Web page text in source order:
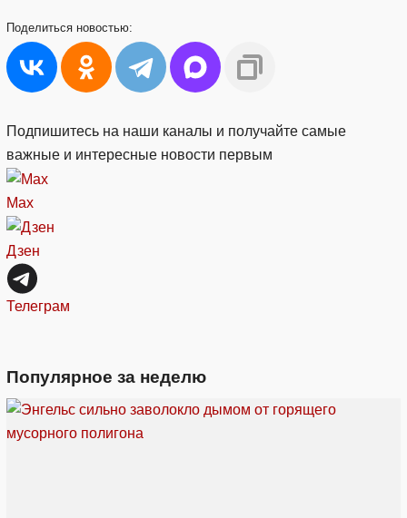
Поделиться новостью:
Подпишитесь на наши каналы и получайте самые
важные и интересные новости первым
Max
Дзен
Телеграм
Популярное за неделю